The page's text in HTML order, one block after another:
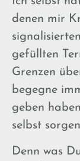
denen mir
gefüllten
Grenzen
begegne
geben
selbst
Denn was